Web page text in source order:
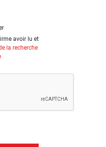
avoir lu et
la recherche